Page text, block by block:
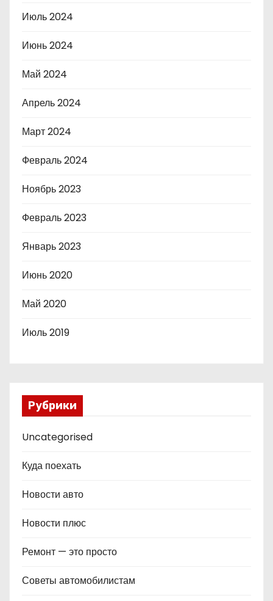
Июль 2024
Июнь 2024
Май 2024
Апрель 2024
Март 2024
Февраль 2024
Ноябрь 2023
Февраль 2023
Январь 2023
Июнь 2020
Май 2020
Июль 2019
Рубрики
Uncategorised
Куда поехать
Новости авто
Новости плюс
Ремонт — это просто
Советы автомобилистам